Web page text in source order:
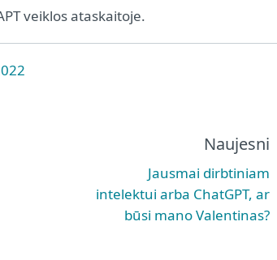
veiklos ataskaitoje.
Naujesni
Jausmai dirbtiniam
intelektui arba ChatGPT, ar
būsi mano Valentinas?